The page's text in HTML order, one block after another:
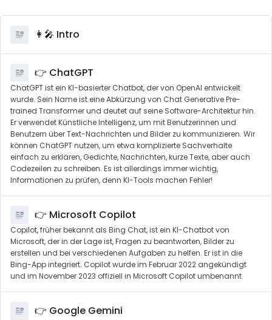
👩‍🎤 Intro
👉 ChatGPT
ChatGPT ist ein KI-basierter Chatbot, der von OpenAI entwickelt
wurde. Sein Name ist eine Abkürzung von Chat Generative Pre-
trained Transformer und deutet auf seine Software-Architektur hin.
Er verwendet Künstliche Intelligenz, um mit Benutzerinnen und
Benutzern über Text-Nachrichten und Bilder zu kommunizieren. Wir
können ChatGPT nutzen, um etwa komplizierte Sachverhalte
einfach zu erklären, Gedichte, Nachrichten, kurze Texte, aber auch
Codezeilen zu schreiben. Es ist allerdings immer wichtig,
Informationen zu prüfen, denn KI-Tools machen Fehler!
👉 Microsoft Copilot
Copilot, früher bekannt als Bing Chat, ist ein KI-Chatbot von
Microsoft, der in der Lage ist, Fragen zu beantworten, Bilder zu
erstellen und bei verschiedenen Aufgaben zu helfen. Er ist in die
Bing-App integriert. Copilot wurde im Februar 2022 angekündigt
und im November 2023 offiziell in Microsoft Copilot umbenannt.
👉 Google Gemini